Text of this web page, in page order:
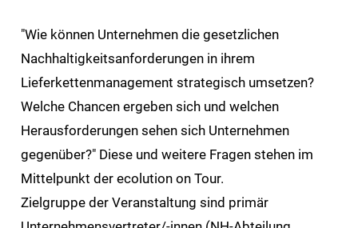
"Wie können Unternehmen die gesetzlichen
Nachhaltigkeitsanforderungen in ihrem
Lieferkettenmanagement strategisch umsetzen?
Welche Chancen ergeben sich und welchen
Herausforderungen sehen sich Unternehmen
gegenüber?" Diese und weitere Fragen stehen im
Mittelpunkt der ecolution on Tour.
Zielgruppe der Veranstaltung sind primär